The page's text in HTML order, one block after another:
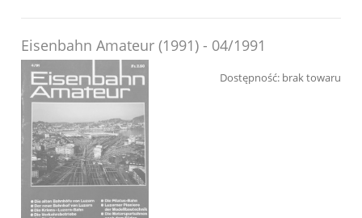
Eisenbahn Amateur (1991) - 04/1991
Dostępność: brak towaru